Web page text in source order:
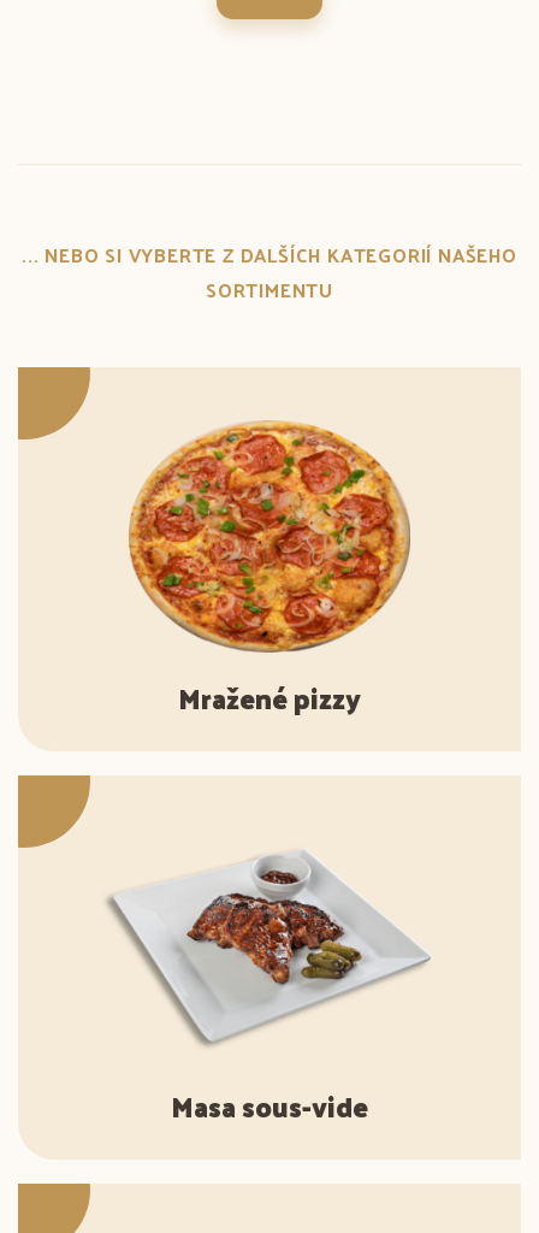
... NEBO SI VYBERTE Z DALŠÍCH KATEGORIÍ NAŠEHO
SORTIMENTU
Mražené pizzy
Masa sous-vide